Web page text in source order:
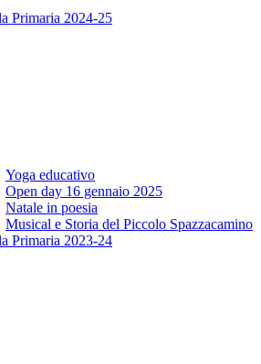
Primaria 2024-25
Yoga educativo
Open day 16 gennaio 2025
Natale in poesia
Musical e Storia del Piccolo Spazzacamino
Primaria 2023-24